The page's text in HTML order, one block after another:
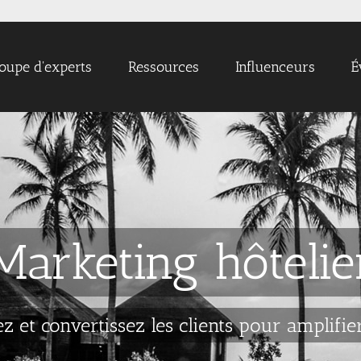
d'experts Ressources Influenceurs
et convertissez les clients pour